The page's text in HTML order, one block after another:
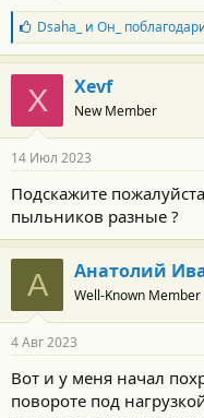
Б
л
а
г
о
д
а
н
с
т
и
:
Dsaha_ и Он_
X Xevf
New Member
14 Июл 2023
Подскажите
пыльников разные ?
А Анатолий
Well-Known Member
4 Авг 2023
Вот и у меня начал
повороте под